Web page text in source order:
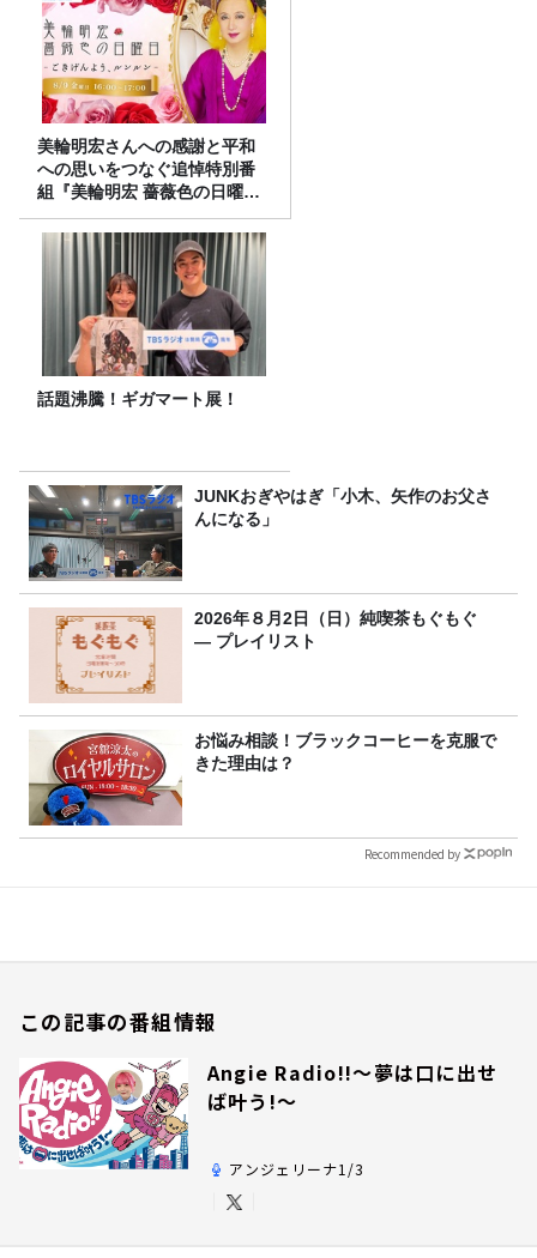
美輪明宏さんへの感謝と平和
への思いをつなぐ追悼特別番
組『美輪明宏 薔薇色の日曜日
～ごきげんよう、ルンルン
～』8/9（日）16時放送
話題沸騰！ギガマート展！
JUNKおぎやはぎ「小木、矢作のお父さ
んになる」
2026年８月2日（日）純喫茶もぐもぐ
― プレイリスト
お悩み相談！ブラックコーヒーを克服で
きた理由は？
Recommended by
この記事の番組情報
Angie Radio!!～夢は口に出せ
ば叶う!～
アンジェリーナ1/3